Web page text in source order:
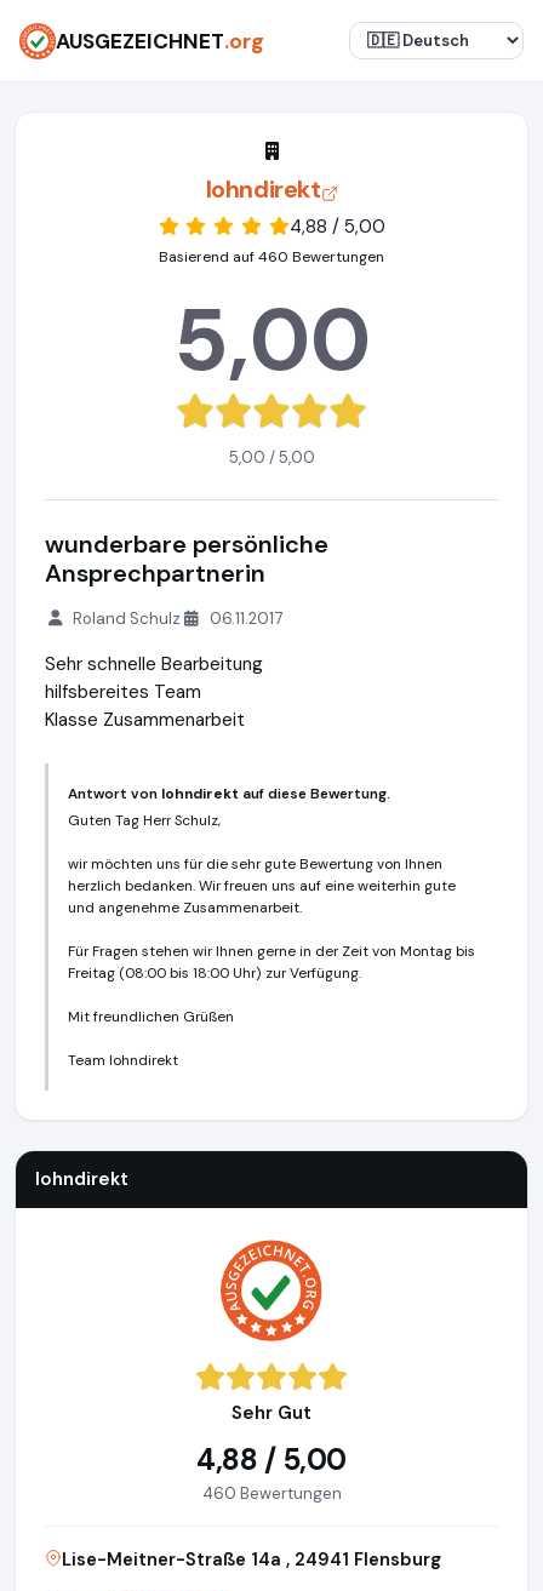
AUSGEZEICHNET.org
lohndirekt
4,88 / 5,00
Basierend auf 460 Bewertungen
5,00
5,00 / 5,00
wunderbare persönliche
Ansprechpartnerin
Roland Schulz 06.11.2017
Sehr schnelle Bearbeitung
hilfsbereites Team
Klasse Zusammenarbeit
Antwort von lohndirekt auf diese Bewertung.
Guten Tag Herr Schulz,
wir möchten uns für die sehr gute Bewertung von Ihnen
herzlich bedanken. Wir freuen uns auf eine weiterhin gute
und angenehme Zusammenarbeit.
Für Fragen stehen wir Ihnen gerne in der Zeit von Montag bis
Freitag (08:00 bis 18:00 Uhr) zur Verfügung.
Mit freundlichen Grüßen
Team lohndirekt
lohndirekt
Sehr Gut
4,88 / 5,00
460 Bewertungen
Lise-Meitner-Straße 14a , 24941 Flensburg